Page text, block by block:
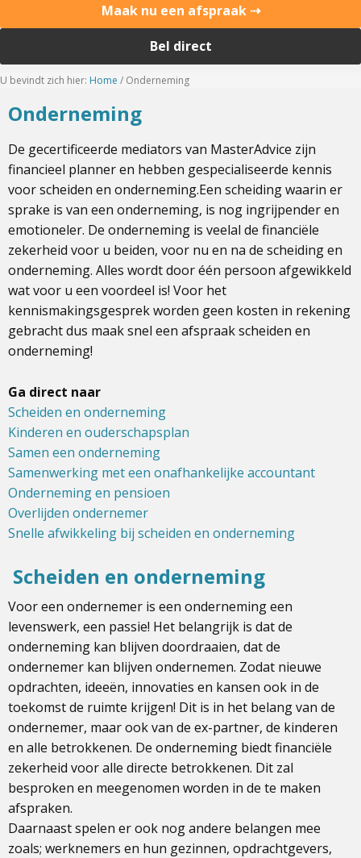
Maak nu een afspraak ⇢
Bel direct
U bevindt zich hier: Home / Onderneming
Onderneming
De gecertificeerde mediators van MasterAdvice zijn
financieel planner en hebben gespecialiseerde kennis
voor scheiden en onderneming.Een scheiding waarin er
sprake is van een onderneming, is nog ingrijpender en
emotioneler. De onderneming is veelal de financiële
zekerheid voor u beiden, voor nu en na de scheiding en
onderneming. Alles wordt door één persoon afgewikkeld
wat voor u een voordeel is! Voor het
kennismakingsgesprek worden geen kosten in rekening
gebracht dus maak snel een afspraak scheiden en
onderneming!
Ga direct naar
Scheiden en onderneming
Kinderen en ouderschapsplan
Samen een onderneming
Samenwerking met een onafhankelijke accountant
Onderneming en pensioen
Overlijden ondernemer
Snelle afwikkeling bij scheiden en onderneming
Scheiden en onderneming
Voor een ondernemer is een onderneming een
levenswerk, een passie! Het belangrijk is dat de
onderneming kan blijven doordraaien, dat de
ondernemer kan blijven ondernemen. Zodat nieuwe
opdrachten, ideeën, innovaties en kansen ook in de
toekomst de ruimte krijgen! Dit is in het belang van de
ondernemer, maar ook van de ex-partner, de kinderen
en alle betrokkenen. De onderneming biedt financiële
zekerheid voor alle directe betrokkenen. Dit zal
besproken en meegenomen worden in de te maken
afspraken.
Daarnaast spelen er ook nog andere belangen mee
zoals; werknemers en hun gezinnen, opdrachtgevers,